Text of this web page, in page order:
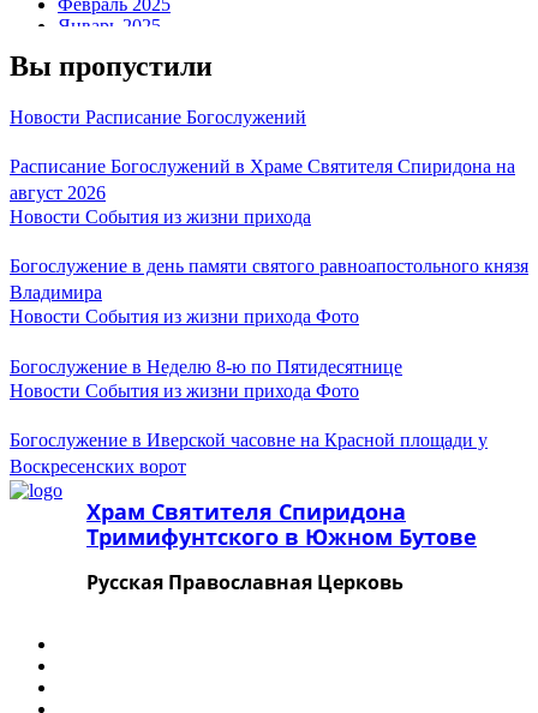
Январь 2025
Ноябрь 2024
Сентябрь 2024
Июль 2024
Июнь 2024
Май 2024
Апрель 2024
Февраль 2024
Январь 2024
Декабрь 2023
Ноябрь 2023
Сентябрь 2023
Август 2023
Июнь 2023
Апрель 2023
Март 2023
Февраль 2023
Январь 2023
Ноябрь 2022
Вы пропустили
Новости Расписание Богослужений
Расписание Богослужений в Храме Святителя Спиридона на
август 2026
Новости События из жизни прихода
Богослужение в день памяти святого равноапостольного князя
Владимира
Новости События из жизни прихода Фото
Богослужение в Неделю 8-ю по Пятидесятнице
Новости События из жизни прихода Фото
Богослужение в Иверской часовне на Красной площади у
Воскресенских ворот
Храм Святителя Спиридона
Тримифунтского в Южном Бутове
Русская Православная Церковь